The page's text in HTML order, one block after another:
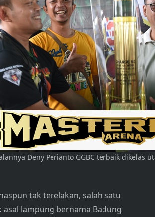
Deny Perianto GGBC terbaik dikelas
tak terelakan, salah satu
lampung bernama Badung